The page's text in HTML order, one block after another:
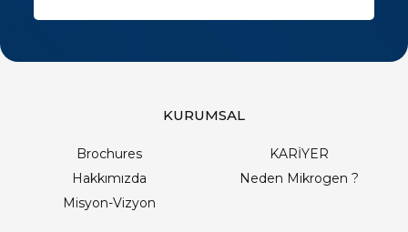
KURUMSAL
Brochures
KARİYER
Hakkımızda
Neden Mikrogen ?
Misyon-Vizyon